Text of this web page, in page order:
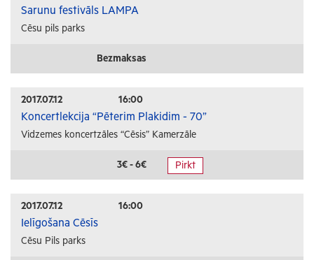
Sarunu festivāls LAMPA
Cēsu pils parks
Bezmaksas
2017.07.12 16:00
Koncertlekcija “Pēterim Plakidim - 70”
Vidzemes koncertzāles “Cēsis” Kamerzāle
3€ - 6€ Pirkt
2017.07.12 16:00
Ielīgošana Cēsīs
Cēsu Pils parks